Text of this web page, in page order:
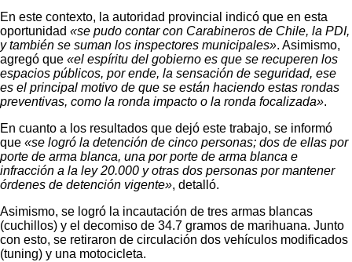
En este contexto, la autoridad provincial indicó que en esta
oportunidad «se pudo contar con Carabineros de Chile, la PDI,
y también se suman los inspectores municipales». Asimismo,
agregó que «el espíritu del gobierno es que se recuperen los
espacios públicos, por ende, la sensación de seguridad, ese
es el principal motivo de que se están haciendo estas rondas
preventivas, como la ronda impacto o la ronda focalizada».
En cuanto a los resultados que dejó este trabajo, se informó
que «se logró la detención de cinco personas; dos de ellas por
porte de arma blanca, una por porte de arma blanca e
infracción a la ley 20.000 y otras dos personas por mantener
órdenes de detención vigente», detalló.
Asimismo, se logró la incautación de tres armas blancas
(cuchillos) y el decomiso de 34.7 gramos de marihuana. Junto
con esto, se retiraron de circulación dos vehículos modificados
(tuning) y una motocicleta.